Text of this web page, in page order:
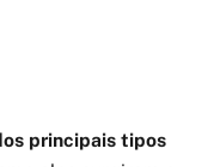
principais tipos